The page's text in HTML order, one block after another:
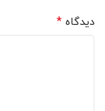
دیدگاه *